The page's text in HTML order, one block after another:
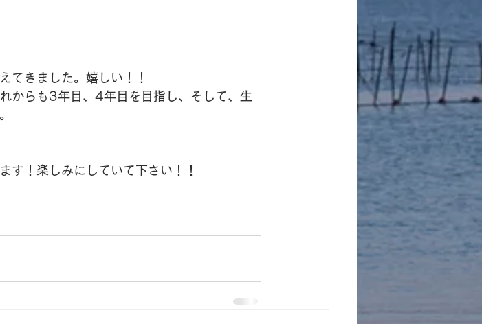
てきました。嬉しい！！
からも3年目、4年目を目指し、そして、生
す！楽しみにしていて下さい！！